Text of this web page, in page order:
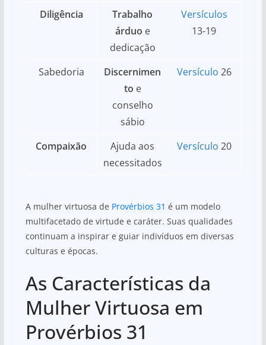
Diligência
Trabalho
árduo e
dedicação
Versículos
13-19
Sabedoria
Discernimen
to e
conselho
sábio
Versículo 26
Compaixão
Ajuda aos
necessitados
Versículo 20
A mulher virtuosa de Provérbios 31 é um modelo
multifacetado de virtude e caráter. Suas qualidades
continuam a inspirar e guiar indivíduos em diversas
culturas e épocas.
As Características da
Mulher Virtuosa em
Provérbios 31